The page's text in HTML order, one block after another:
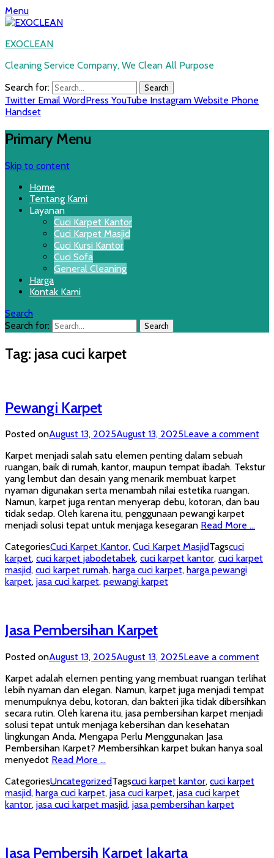
Menu
EXOCLEAN
Cleaning Service Company, We Clean All Purpose
Search for:
Twitter Email WordPress YouTube Instagram Website Phone
Handset
Primary Menu
Skip to content
Home
Tentang Kami
Layanan
Cuci Karpet Kantor
Cuci Karpet Masjid
Cuci Kursi Kantor
Cuci Sofa
General Cleaning
Harga
Kontak Kami
Search
Search for:
Tag: jasa cuci karpet
Pewangi Karpet
Posted onAugust 13, 2025August 13, 2025Leave a comment
Karpet menjadi salah satu elemen penting dalam sebuah
ruangan, baik di rumah, kantor, maupun tempat ibadah. Tekstur
yang lembut dan desain yang menarik membuat karpet
nyaman digunakan serta menambah nilai estetika ruangan.
Namun, karpet juga rentan menyerap debu, kotoran, dan bau
tidak sedap. Oleh karena itu, penggunaan pewangi karpet
menjadi solusi tepat untuk menjaga kesegaran Read More …
CategoriesCuci Karpet Kantor, Cuci Karpet MasjidTagscuci
karpet, cuci karpet jabodetabek, cuci karpet kantor, cuci karpet
masjid, cuci karpet rumah, harga cuci karpet, harga pewangi
karpet, jasa cuci karpet, pewangi karpet
Jasa Pembersihan Karpet
Posted onAugust 13, 2025August 13, 2025Leave a comment
Karpet adalah elemen penting yang membuat ruangan terlihat
lebih nyaman dan elegan. Namun, karpet juga menjadi tempat
menumpuknya debu, kotoran, dan bakteri jika tidak dibersihkan
secara rutin. Oleh karena itu, jasa pembersihan karpet menjadi
solusi tepat untuk menjaga kebersihan dan kesehatan
lingkungan Anda. Mengapa Perlu Menggunakan Jasa
Pembersihan Karpet? Membersihkan karpet bukan hanya soal
menyedot Read More …
CategoriesUncategorizedTagscuci karpet kantor, cuci karpet
masjid, harga cuci karpet, jasa cuci karpet, jasa cuci karpet
kantor, jasa cuci karpet masjid, jasa pembersihan karpet
Jasa Pembersih Karpet Jakarta